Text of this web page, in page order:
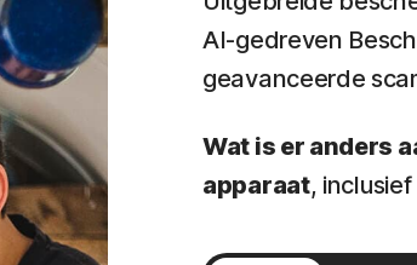
Standard
Norton Mobile
en services
AI-gedreven
geavanceerde
Wat is er anders
apparaat, inclusief